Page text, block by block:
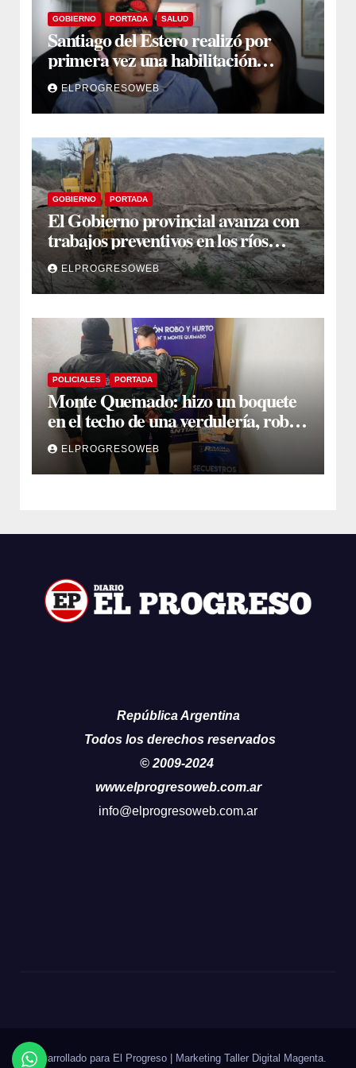
GOBIERNO PORTADA SALUD
Santiago del Estero realizó por
primera vez una habilitación
auditiva con vincha de conducción
óseaELPROGRESOWEB
GOBIERNO PORTADA
El Gobierno provincial avanza con
trabajos preventivos en los ríos
Dulce y Salado y en los Bajos
Submeridionales
ELPROGRESOWEB
POLICIALES PORTADA
Monte Quemado: hizo un boquete
en el techo de una verdulería, robó
$800.000 y cayó tras ser filmado
ELPROGRESOWEB
República Argentina
Todos los derechos reservados
© 2009-2024
www.elprogresoweb.com.ar
info@elprogresoweb.com.ar
Desarrollado para El Progreso Marketing Taller Digital Magenta